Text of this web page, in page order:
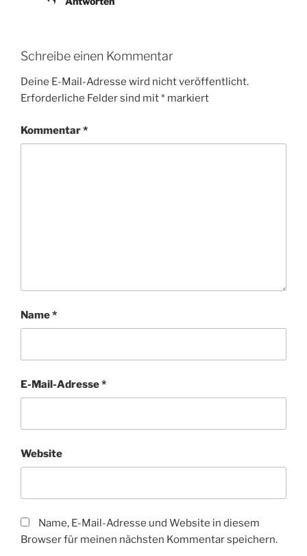
Schreibe einen Kommentar
Deine E-Mail-Adresse wird nicht veröffentlicht.
Erforderliche Felder sind mit* markiert
Kommentar*
Name*
E-Mail-Adresse*
Website
Name, E-Mail-Adresse und Website in diesem
Browser für meinen nächsten Kommentar speichern.